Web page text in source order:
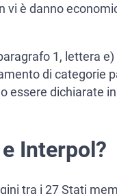
è danno
1, lettera
di categorie
essere dichiarate
Interpol?
tra i 27 Stati